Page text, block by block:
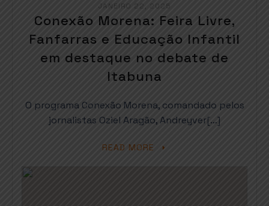
JANEIRO 22, 2025
Conexão Morena: Feira Livre,
Fanfarras e Educação Infantil
em destaque no debate de
Itabuna
O programa Conexão Morena, comandado pelos
jornalistas Oziel Aragão, Andreyver[…]
READ MORE